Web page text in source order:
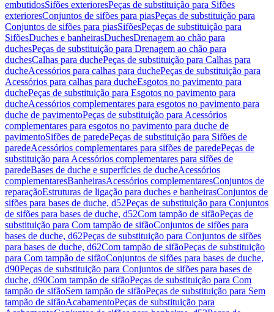
embutidosSifões exterioresPeças de substituição para Sifões
exterioresConjuntos de sifões para piasPeças de substituição para
Conjuntos de sifões para piasSifõesPeças de substituição para
SifõesDuches e banheirasDuchesDrenagem ao chão para
duchesPeças de substituição para Drenagem ao chão para
duchesCalhas para duchePeças de substituição para Calhas para
ducheAcessórios para calhas para duchePeças de substituição para
Acessórios para calhas para ducheEsgotos no pavimento para
duchePeças de substituição para Esgotos no pavimento para
ducheAcessórios complementares para esgotos no pavimento para
duche de pavimentoPeças de substituição para Acessórios
complementares para esgotos no pavimento para duche de
pavimentoSifões de paredePeças de substituição para Sifões de
paredeAcessórios complementares para sifões de paredePeças de
substituição para Acessórios complementares para sifões de
paredeBases de duche e superfícies de ducheAcessórios
complementaresBanheirasAcessórios complementaresConjuntos de
reparaçãoEstruturas de ligação para duches e banheirasConjuntos de
sifões para bases de duche, d52Peças de substituição para Conjuntos
de sifões para bases de duche, d52Com tampão de sifãoPeças de
substituição para Com tampão de sifãoConjuntos de sifões para
bases de duche, d62Peças de substituição para Conjuntos de sifões
para bases de duche, d62Com tampão de sifãoPeças de substituição
para Com tampão de sifãoConjuntos de sifões para bases de duche,
d90Peças de substituição para Conjuntos de sifões para bases de
duche, d90Com tampão de sifãoPeças de substituição para Com
tampão de sifãoSem tampão de sifãoPeças de substituição para Sem
tampão de sifãoAcabamentoPeças de substituição para